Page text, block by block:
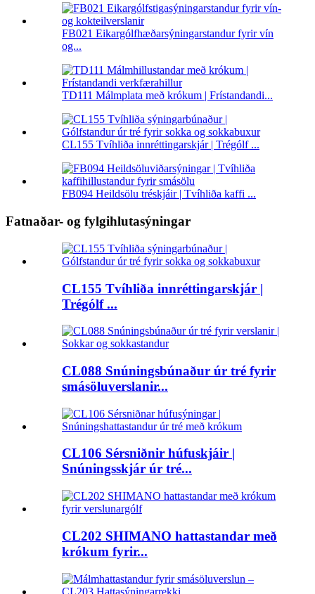
FB021 Eikargólfhæðarsýningarstandur fyrir vín
og...
TD111 Málmplata með krókum | Frístandandi...
CL155 Tvíhliða innréttingarskjár | Trégólf ...
FB094 Heildsölu tréskjáir | Tvíhliða kaffi ...
Fatnaðar- og fylgihlutasýningar
CL155 Tvíhliða innréttingarskjár |
Trégólf ...
CL088 Snúningsbúnaður úr tré fyrir
smásöluverslanir...
CL106 Sérsniðnir húfuskjáir |
Snúningsskjár úr tré...
CL202 SHIMANO hattastandar með
krókum fyrir...